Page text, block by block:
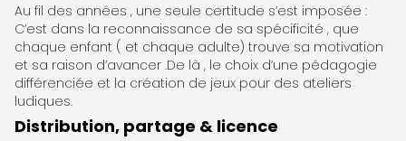
Au fil des années , une seule certitude s’est imposée :
C’est dans la reconnaissance de sa spécificité , que
chaque enfant ( et chaque adulte) trouve sa motivation
et sa raison d’avancer .De là , le choix d’une pédagogie
différenciée et la création de jeux pour des ateliers
ludiques.
Distribution, partage & licence